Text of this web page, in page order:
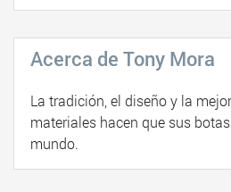
Acerca de Tony Mora
La tradición, el diseño y la
materiales hacen que sus
mundo.